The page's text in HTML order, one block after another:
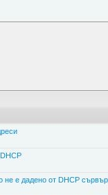
не е дадено от DHCP